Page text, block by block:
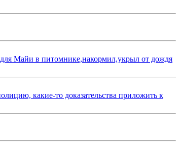
Майи в питомнике,накормил,укрыл от дождя
какие-то доказательства приложить к